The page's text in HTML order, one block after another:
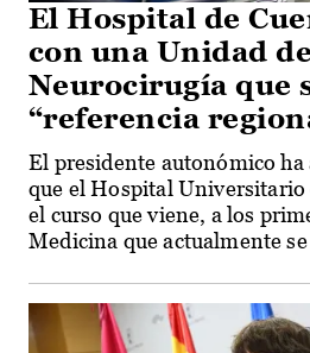
El Hospital de
con una Unidad de
Neurocirugía que
“referencia
El presidente autonómico
que el Hospital Universitario
el curso que viene, a los
Medicina que actualmente